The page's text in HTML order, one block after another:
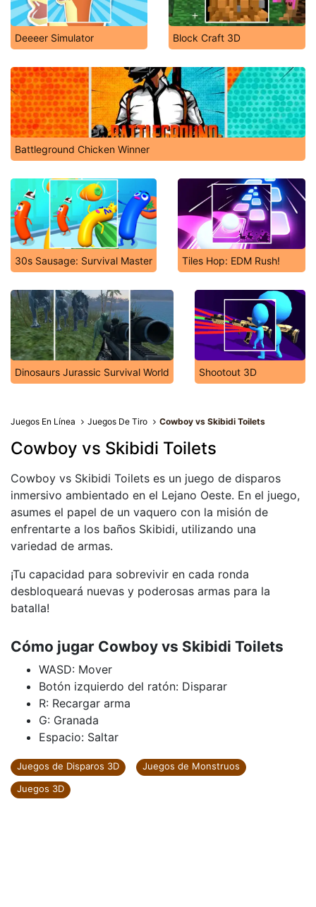
Deeeer Simulator Block Craft 3D
Battleground Chicken Winner
30s Sausage: Survival Master Tiles Hop: EDM Rush!
Dinosaurs Jurassic Survival World Shootout 3D
Juegos En Línea Juegos De Tiro Cowboy vs Skibidi Toilets
Cowboy vs Skibidi Toilets
Cowboy vs Skibidi Toilets es un juego de disparos
inmersivo ambientado en el Lejano Oeste. En el juego,
asumes el papel de un vaquero con la misión de
enfrentarte a los baños Skibidi, utilizando una
variedad de armas.
¡Tu capacidad para sobrevivir en cada ronda
desbloqueará nuevas y poderosas armas para la
batalla!
Cómo jugar Cowboy vs Skibidi Toilets
WASD: Mover
Botón izquierdo del ratón: Disparar
R: Recargar arma
G: Granada
Espacio: Saltar
Juegos de Disparos 3D
Juegos de Monstruos
Juegos 3D